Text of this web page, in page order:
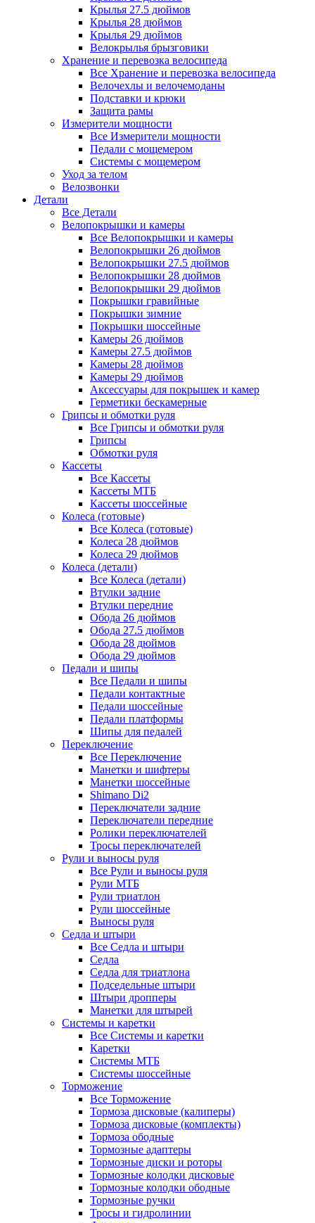
Крылья 27.5 дюймов
Крылья 28 дюймов
Крылья 29 дюймов
Велокрылья брызговики
Хранение и перевозка велосипеда
Все Хранение и перевозка велосипеда
Велочехлы и велочемоданы
Подставки и крюки
Защита рамы
Измерители мощности
Все Измерители мощности
Педали с мощемером
Системы с мощемером
Уход за телом
Велозвонки
Детали
Все Детали
Велопокрышки и камеры
Все Велопокрышки и камеры
Велопокрышки 26 дюймов
Велопокрышки 27.5 дюймов
Велопокрышки 28 дюймов
Велопокрышки 29 дюймов
Покрышки гравийные
Покрышки зимние
Покрышки шоссейные
Камеры 26 дюймов
Камеры 27.5 дюймов
Камеры 28 дюймов
Камеры 29 дюймов
Аксессуары для покрышек и камер
Герметики бескамерные
Грипсы и обмотки руля
Все Грипсы и обмотки руля
Грипсы
Обмотки руля
Кассеты
Все Кассеты
Кассеты МТБ
Кассеты шоссейные
Колеса (готовые)
Все Колеса (готовые)
Колеса 28 дюймов
Колеса 29 дюймов
Колеса (детали)
Все Колеса (детали)
Втулки задние
Втулки передние
Обода 26 дюймов
Обода 27.5 дюймов
Обода 28 дюймов
Обода 29 дюймов
Педали и шипы
Все Педали и шипы
Педали контактные
Педали шоссейные
Педали платформы
Шипы для педалей
Переключение
Все Переключение
Манетки и шифтеры
Манетки шоссейные
Shimano Di2
Переключатели задние
Переключатели передние
Ролики переключателей
Тросы переключателей
Рули и выносы руля
Все Рули и выносы руля
Рули МТБ
Рули триатлон
Рули шоссейные
Выносы руля
Седла и штыри
Все Седла и штыри
Седла
Седла для триатлона
Подседельные штыри
Штыри дропперы
Манетки для штырей
Системы и каретки
Все Системы и каретки
Каретки
Системы МТБ
Системы шоссейные
Торможение
Все Торможение
Тормоза дисковые (калиперы)
Тормоза дисковые (комплекты)
Тормоза ободные
Тормозные адаптеры
Тормозные диски и роторы
Тормозные колодки дисковые
Тормозные колодки ободные
Тормозные ручки
Тросы и гидролинии